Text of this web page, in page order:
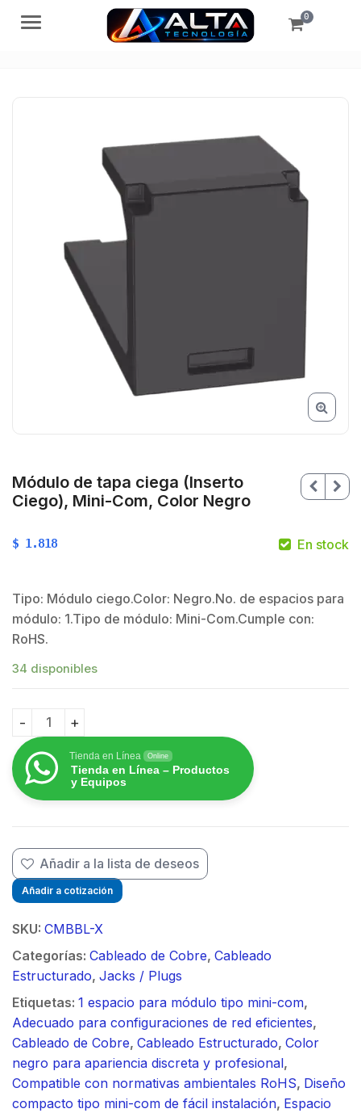
Menú 0
Módulo de tapa ciega (Inserto
Ciego), Mini-Com, Color Negro
$
$ 1.818 En stock
Tipo: Módulo ciego.Color: Negro.No. de espacios para
módulo: 1.Tipo de módulo: Mini-Com.Cumple con:
RoHS.
34 disponibles
Módulo de tapa ciega (Inserto Ciego), Mini-Com,
Tienda en Línea Online
Tienda en Línea – Productos
y Equipos
Añadir a la lista de deseos
Añadir a cotización
SKU: CMBBL-X
Categorías: Cableado de Cobre, Cableado
Estructurado, Jacks / Plugs
Etiquetas: 1 espacio para módulo tipo mini-com,
Adecuado para configuraciones de red eficientes,
Cableado de Cobre, Cableado Estructurado, Color
negro para apariencia discreta y profesional,
Compatible con normativas ambientales RoHS, Diseño
compacto tipo mini-com de fácil instalación, Espacio